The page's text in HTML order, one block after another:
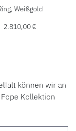
Flex'it
Weißgold
2.810,00 €
können wir an
Kollektion